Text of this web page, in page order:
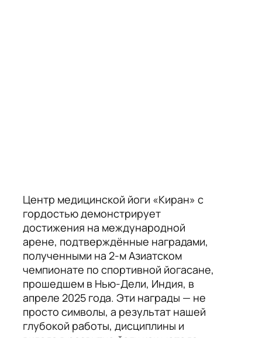
Центр медицинской йоги «Киран» с
гордостью демонстрирует
достижения на международной
арене, подтверждённые наградами,
полученными на 2-м Азиатском
чемпионате по спортивной йогасане,
прошедшем в Нью-Дели, Индия, в
апреле 2025 года. Эти награды — не
просто символы, а результат нашей
глубокой работы, дисциплины и